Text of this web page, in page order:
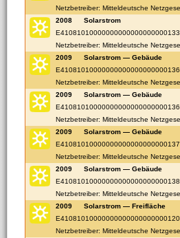
Netzbetreiber: Mitteldeutsche
2008
Solarstrom
Netzbetreiber: Mitteldeutsche
2009
Solarstrom — Gebäude
Netzbetreiber: Mitteldeutsche
2009
Solarstrom — Gebäude
Netzbetreiber: Mitteldeutsche
2009
Solarstrom — Gebäude
Netzbetreiber: Mitteldeutsche
2009
Solarstrom — Gebäude
Netzbetreiber: Mitteldeutsche
2009
Solarstrom — Freifläche
Netzbetreiber: Mitteldeutsche